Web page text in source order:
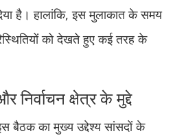
है। हालांकि, इस मुलाकात के समय
को देखते हुए कई तरह के
क्षेत्र के मुद्दे
बैठक का मुख्य उद्देश्य सांसदों के